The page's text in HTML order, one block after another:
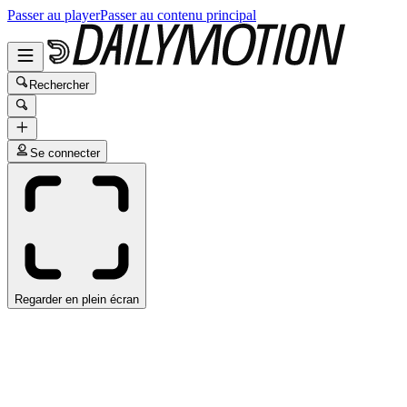
Passer au playerPasser au contenu principal
Rechercher
Se connecter
Regarder en plein écran